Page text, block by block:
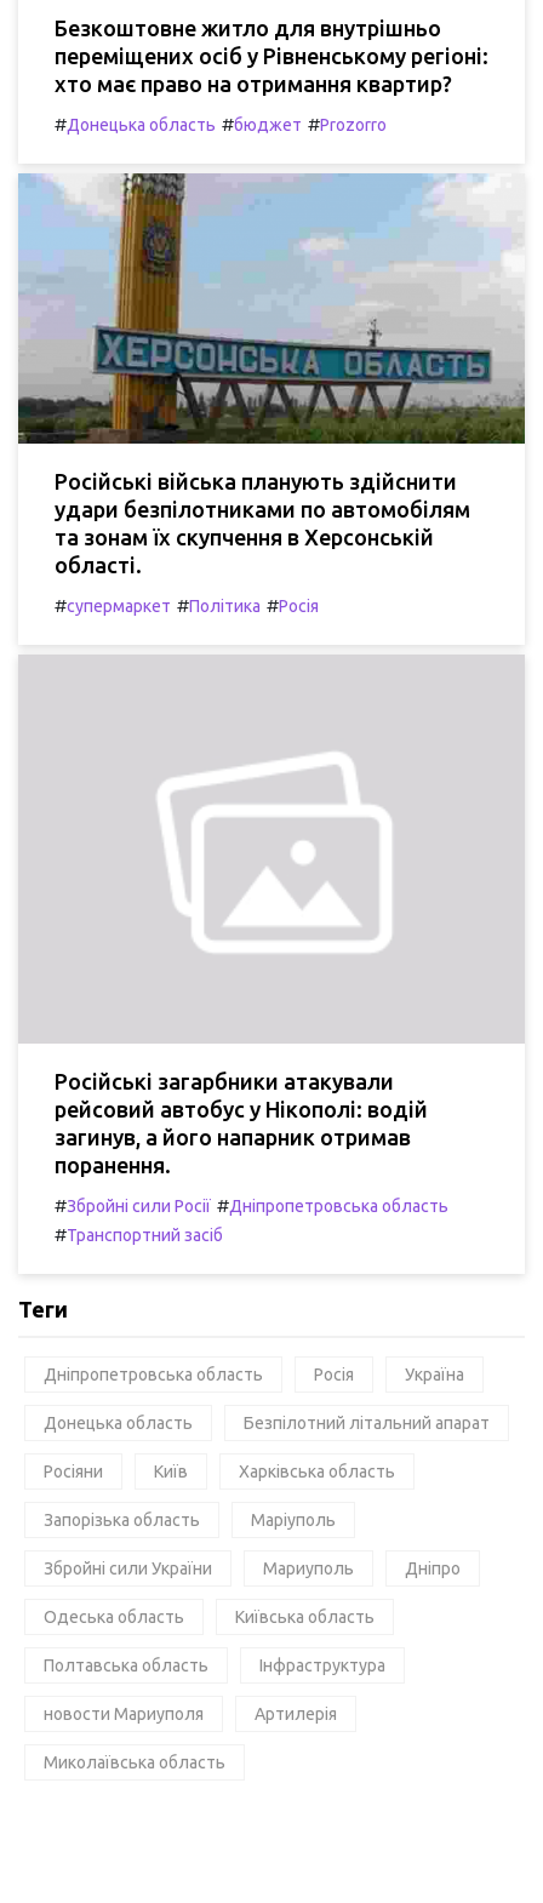
Безкоштовне житло для внутрішньо
переміщених осіб у Рівненському регіоні:
хто має право на отримання квартир?
#Донецька область #бюджет #Prozorro
Російські війська планують здійснити
удари безпілотниками по автомобілям
та зонам їх скупчення в Херсонській
області.
#супермаркет #Політика #Росія
Російські загарбники атакували
рейсовий автобус у Нікополі: водій
загинув, а його напарник отримав
поранення.
#Збройні сили Росії #Дніпропетровська область
#Транспортний засіб
Теги
Дніпропетровська область Росія Україна
Донецька область Безпілотний літальний апарат
Росіяни Київ Харківська область
Запорізька область Маріуполь
Збройні сили України Мариуполь Дніпро
Одеська область Київська область
Полтавська область Інфраструктура
новости Мариуполя Артилерія
Миколаївська область